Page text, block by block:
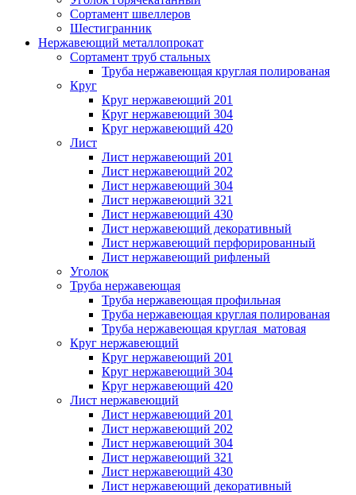
Сортамент швеллеров
Шестигранник
Нержавеющий металлопрокат
Сортамент труб стальных
Труба нержавеющая круглая полированая
Круг
Круг нержавеющий 201
Круг нержавеющий 304
Круг нержавеющий 420
Лист
Лист нержавеющий 201
Лист нержавеющий 202
Лист нержавеющий 304
Лист нержавеющий 321
Лист нержавеющий 430
Лист нержавеющий декоративный
Лист нержавеющий перфорированный
Лист нержавеющий рифленый
Уголок
Труба нержавеющая
Труба нержавеющая профильная
Труба нержавеющая круглая полированая
Труба нержавеющая круглая матовая
Круг нержавеющий
Круг нержавеющий 201
Круг нержавеющий 304
Круг нержавеющий 420
Лист нержавеющий
Лист нержавеющий 201
Лист нержавеющий 202
Лист нержавеющий 304
Лист нержавеющий 321
Лист нержавеющий 430
Лист нержавеющий декоративный